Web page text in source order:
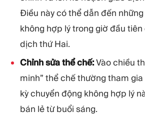
Điều này có thể dẫn đến
không hợp lý trong giờ đầu
dịch thứ Hai.
Chỉnh sửa thể chế:Vào chiều
minh” thể chế thường tham
kỳ chuyển động không hợp lý
bán lẻ từ buổi sáng.